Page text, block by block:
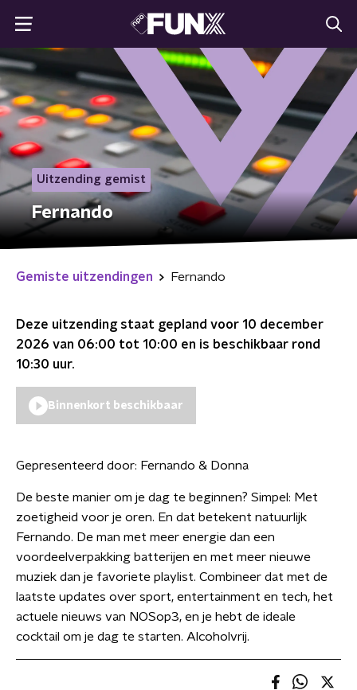
Uitzending gemist
Fernando
Gemiste uitzendingen Fernando
Deze uitzending staat gepland voor 10 december
2026 van 06:00 tot 10:00 en is beschikbaar rond
10:30 uur.
Binnenkort beschikbaar
Gepresenteerd door: Fernando & Donna
De beste manier om je dag te beginnen? Simpel: Met
zoetigheid voor je oren. En dat betekent natuurlijk
Fernando. De man met meer energie dan een
voordeelverpakking batterijen en met meer nieuwe
muziek dan je favoriete playlist. Combineer dat met de
laatste updates over sport, entertainment en tech, het
actuele nieuws van NOSop3, en je hebt de ideale
cocktail om je dag te starten. Alcoholvrij.